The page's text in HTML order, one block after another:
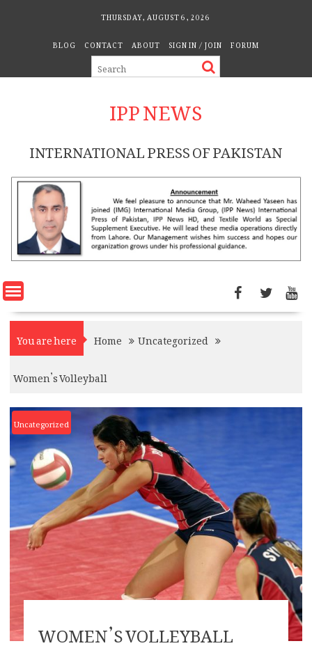
THURSDAY, AUGUST 6, 2026
BLOG CONTACT ABOUT SIGN IN / JOIN FORUM
IPP NEWS
INTERNATIONAL PRESS OF PAKISTAN
You are here Home
Uncategorized
Women’s Volleyball
Uncategorized
WOMEN’S VOLLEYBALL